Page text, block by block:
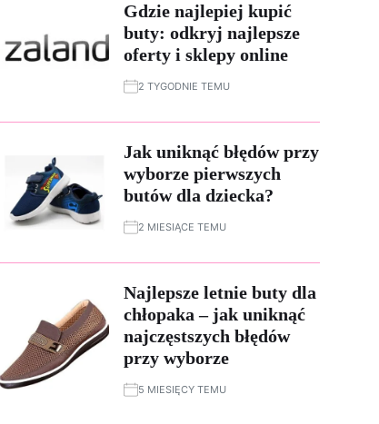
Gdzie najlepiej kupić
buty: odkryj najlepsze
oferty i sklepy online
2 TYGODNIE TEMU
Jak uniknąć błędów przy
wyborze pierwszych
butów dla dziecka?
2 MIESIĄCE TEMU
Najlepsze letnie buty dla
chłopaka – jak uniknąć
najczęstszych błędów
przy wyborze
5 MIESIĘCY TEMU